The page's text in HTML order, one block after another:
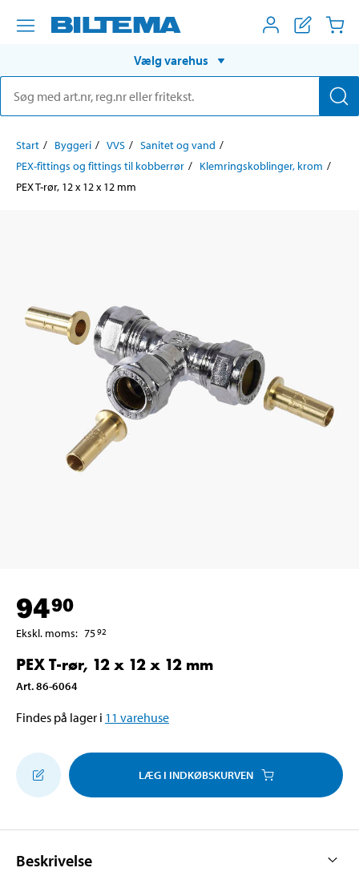
Vælg varehus
Start Byggeri VVS
Sanitet og vand
PEX-fittings og fittings til kobberrør
Klemringskoblinger, krom
PEX T-rør, 12 x 12 x 12 mm
9490
Ekskl. moms: 7592
PEX T-rør, 12 x 12 x 12 mm
Art.86-6064
Findes på lager i 11 varehuse
LÆG I INDKØBSKURVEN
Beskrivelse